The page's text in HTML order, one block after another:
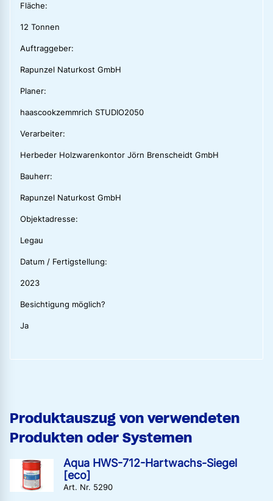
Fläche:
12 Tonnen
Auftraggeber:
Rapunzel Naturkost GmbH
Planer:
haascookzemmrich STUDIO2050
Verarbeiter:
Herbeder Holzwarenkontor Jörn Brenscheidt GmbH
Bauherr:
Rapunzel Naturkost GmbH
Objektadresse:
Legau
Datum / Fertigstellung:
2023
Besichtigung möglich?
Ja
Produktauszug von verwendeten
Produkten oder Systemen
Aqua HWS-712-Hartwachs-Siegel
[eco]
Art. Nr. 5290